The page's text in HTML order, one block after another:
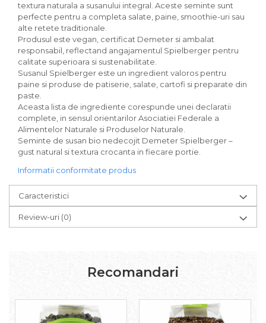
Paste si fidea
Paste bio din emmer
Paste bio din grau
Paste bio din spelta
Paste bio fara gluten
Paste bio integrale
Paste bio pentru copii
Paste fainoase bio
Pateu, sosuri si conserve
Conserve de peste bio
Crenvursti si pateu din carne bio
Pateu bio si creme vegetale
Sosuri bio
Ketchup bio
Lapte bio si bauturi vegetale
Superalimente
textura naturala a susanului integral. Aceste seminte sunt
perfecte pentru a completa salate, paine, smoothie-uri sau
alte retete traditionale.
Produsul este vegan, certificat Demeter si ambalat
responsabil, reflectand angajamentul Spielberger pentru
calitate superioara si sustenabilitate.
Susanul Spielberger este un ingredient valoros pentru
paine si produse de patiserie, salate, cartofi si preparate din
paste.
Aceasta lista de ingrediente corespunde unei declaratii
complete, in sensul orientarilor Asociatiei Federale a
Alimentelor Naturale si Produselor Naturale.
Seminte de susan bio nedecojit Demeter Spielberger –
gust natural si textura crocanta in fiecare portie.
Informatii conformitate produs
Caracteristici
Review-uri (0)
Recomandari